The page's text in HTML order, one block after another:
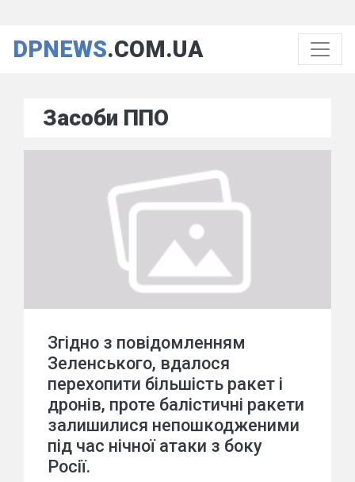
DPNEWS.COM.UA
Засоби ППО
Згідно з повідомленням
Зеленського, вдалося
перехопити більшість ракет і
дронів, проте балістичні ракети
залишилися непошкодженими
під час нічної атаки з боку
Росії.